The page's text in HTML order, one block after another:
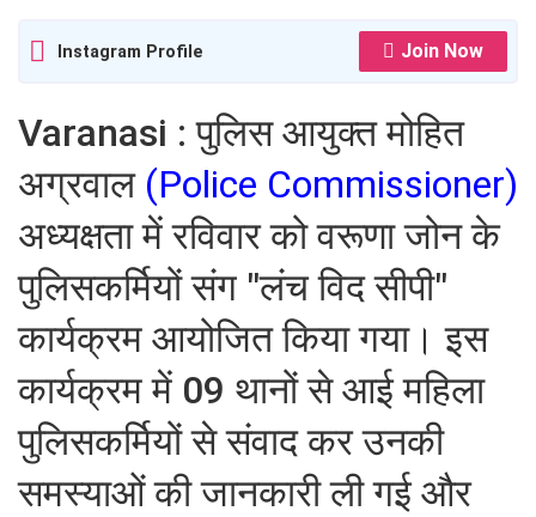
Instagram Profile Join Now
Varanasi : पुलिस आयुक्त मोहित
अग्रवाल(Police Commissioner)
अध्यक्षता में रविवार को वरूणा जोन के
पुलिसकर्मियों संग "लंच विद सीपी"
कार्यक्रम आयोजित किया गया। इस
कार्यक्रम में 09 थानों से आई महिला
पुलिसकर्मियों से संवाद कर उनकी
समस्याओं की जानकारी ली गई और